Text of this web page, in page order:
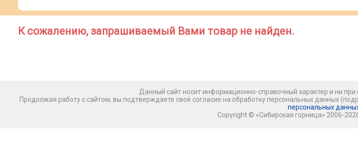
К сожалению, запрашиваемый Вами товар не найден.
Данный сайт носит информационно-справочный характер и ни при
Продолжая работу с сайтом, вы подтверждаете своё согласие на обработку персональных данных
персональных
Copyright © «Сибирская горница» 2006-